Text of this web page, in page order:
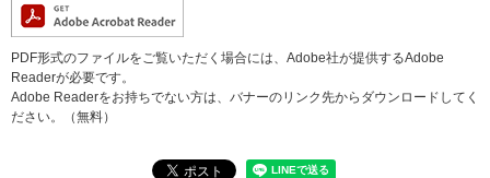
PDF形式のファイルをご覧いただく場合には、Adobe社が提供するAdobe
Readerが必要です。
Adobe Readerをお持ちでない方は、バナーのリンク先からダウンロードしてく
ださい。（無料）